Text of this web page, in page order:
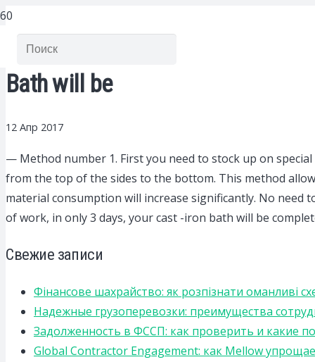
Bath will be
12 Апр 2017
— Method number 1. First you need to stock up on
from the top of the sides to the bottom. This method
material consumption will increase significantly. No
of work, in only 3 days, your cast -iron bath will be
Свежие записи
Фінансове шахрайство: як розпізнати оманливі
Надежные грузоперевозки: преимущества
Задолженность в ФССП: как проверить и какие
Global Contractor Engagement: как Mellow